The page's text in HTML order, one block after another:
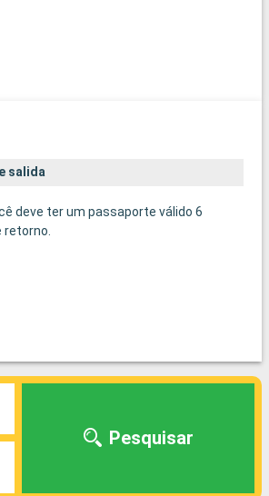
salida
deve ter um passaporte válido 6
Pesquisar